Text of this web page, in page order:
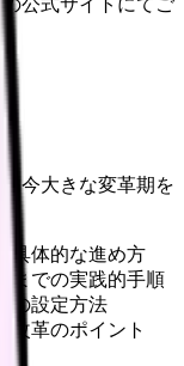
今大きな変革期を
具体的な進め方
までの実践的手順
の設定方法
改革のポイント